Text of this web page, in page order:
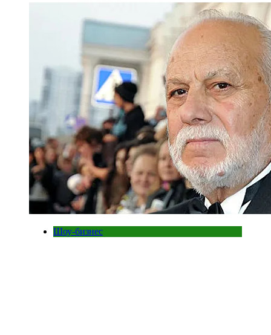
Шоу-бизнес